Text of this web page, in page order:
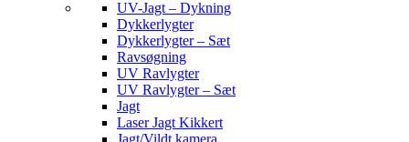
UV-Jagt – Dykning
Dykkerlygter
Dykkerlygter – Sæt
Ravsøgning
UV Ravlygter
UV Ravlygter – Sæt
Jagt
Laser Jagt Kikkert
Jagt/Vildt kamera